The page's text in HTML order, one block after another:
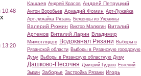
10:48
13:20
Кашаев Андрей Красов Андрей Петруцкий
Антон Воробьев Аркадий Фомин Арт-Лужайка
Арт-лужайка Рязань Беженцы из Украины
Валерий Рюмин Виктор Малюгин Виталий
Артемов Виталий Ларин Владимир
Мимоглядов Водоканал Рязани Выборы в
Рязанской области Выборы в Рязанскую городскую
Думу Выборы в Рязанскую областную Думу
Дашково-Песочня Дмитрий Гудков Евгений
Зызин Заборье Застройка Рязани Игорь